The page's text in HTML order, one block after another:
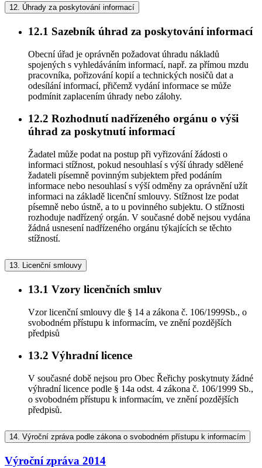
12. Úhrady za poskytování informací
12.1 Sazebník úhrad za poskytování informací
Obecní úřad je oprávněn požadovat úhradu nákladů
spojených s vyhledáváním informací, např. za přímou mzdu
pracovníka, pořizování kopií a technických nosičů dat a
odesílání informací, přičemž vydání informace se může
podmínit zaplacením úhrady nebo zálohy.
12.2 Rozhodnutí nadřízeného orgánu o výši
úhrad za poskytnutí informací
Žadatel může podat na postup při vyřizování žádosti o
informaci stížnost, pokud nesouhlasí s výší úhrady sdělené
žadateli písemně povinným subjektem před podáním
informace nebo nesouhlasí s výší odměny za oprávnění užít
informaci na základě licenční smlouvy. Stížnost lze podat
písemně nebo ústně, a to u povinného subjektu. O stížnosti
rozhoduje nadřízený orgán. V současné době nejsou vydána
žádná usnesení nadřízeného orgánu týkajících se těchto
stížností.
13. Licenční smlouvy
13.1 Vzory licenčních smluv
Vzor licenční smlouvy dle § 14 a zákona č. 106/1999Sb., o
svobodném přístupu k informacím, ve znění pozdějších
předpisů
13.2 Výhradní licence
V současné době nejsou pro Obec Řeřichy poskytnuty žádné
výhradní licence podle § 14a odst. 4 zákona č. 106/1999 Sb.,
o svobodném přístupu k informacím, ve znění pozdějších
předpisů.
14. Výroční zpráva podle zákona o svobodném přístupu k informacím
Výroční zpráva 2014